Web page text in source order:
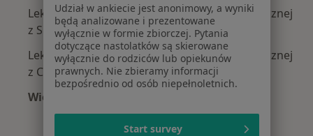
Lekarze wykonujący zabiegi medycyny estetycznej
z Signal Iduna w Warszawie
Lekarze wykonujący zabiegi medycyny estetycznej
z Compensa w Warszawie
Więcej (7)
Więcej w kategorii: Najpopularniejsze
Udział w ankiecie jest anonimowy, a wyniki
będą analizowane i prezentowane
wyłącznie w formie zbiorczej. Pytania
dotyczące nastolatków są skierowane
wyłącznie do rodziców lub opiekunów
prawnych. Nie zbieramy informacji
bezpośrednio od osób niepełnoletnich.
Start survey